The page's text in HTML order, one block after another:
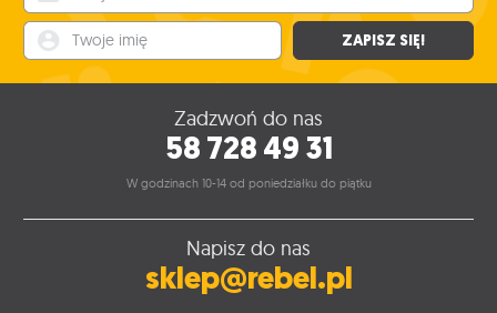
ZAPISZ SIĘ!
Zadzwoń do nas
58 728 49 31
W godzinach 10-14 od poniedziałku do piątku
Napisz do nas
sklep@rebel.pl